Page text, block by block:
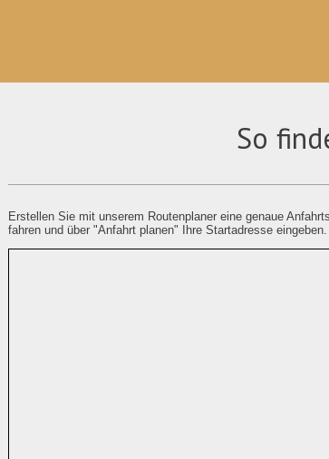
So
Erstellen Sie mit unserem Routenplaner eine genaue
fahren und über "Anfahrt planen" Ihre Startadresse